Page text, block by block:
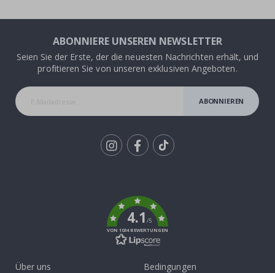
ABONNIERE UNSEREN NEWSLETTER
Seien Sie der Erste, der die neuesten Nachrichten erhält, und
profitieren Sie von unseren exklusiven Angeboten.
ABONNIEREN
4.1/5
VON 1034 BEWERTUNGEN
Über uns
Bedingungen